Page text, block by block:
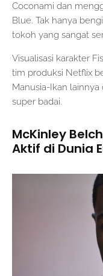
Coconami dan
Blue. Tak hanya
tokoh yang sangat
Visualisasi karakter
tim produksi Netflix
Manusia-Ikan
super badai.
McKinley
Aktif di Dunia